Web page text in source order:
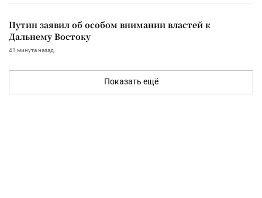
Путин заявил об особом внимании властей к
Дальнему Востоку
41 минута назад
Показать ещё